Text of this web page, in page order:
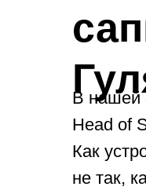
В нашей
Head of
Как
не так,